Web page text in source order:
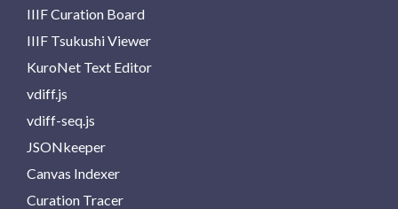
IIIF Curation Board
IIIF Tsukushi Viewer
KuroNet Text Editor
vdiff.js
vdiff-seq.js
JSONkeeper
Canvas Indexer
Curation Tracer